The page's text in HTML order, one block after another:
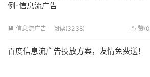
例-信息流广告
 赞(0
 信息流广告 阅读(3238)
百度信息流广告投放方案，友情免费送！